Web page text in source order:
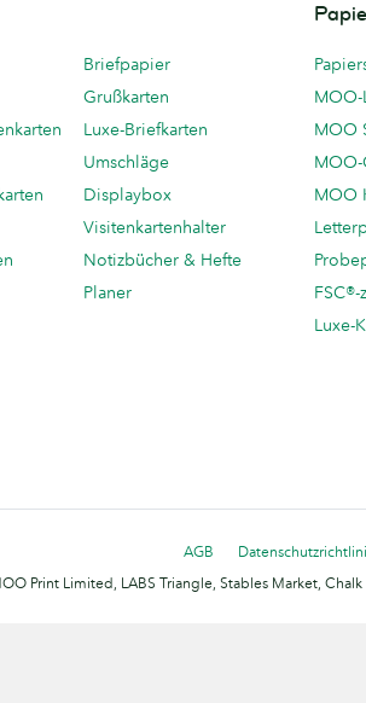
Briefpapier
Grußkarten
Luxe-Briefkarten
Umschläge
Displaybox
Visitenkartenhalter
Notizbücher & Hefte
Planer
MOO-
MOO
MOO
Luxe-
AGB
Print Limited, LABS Triangle, Stables Market,